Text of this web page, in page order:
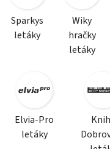
Sparkys
letáky
Wiky
hračky
letáky
Elvia-Pro
letáky